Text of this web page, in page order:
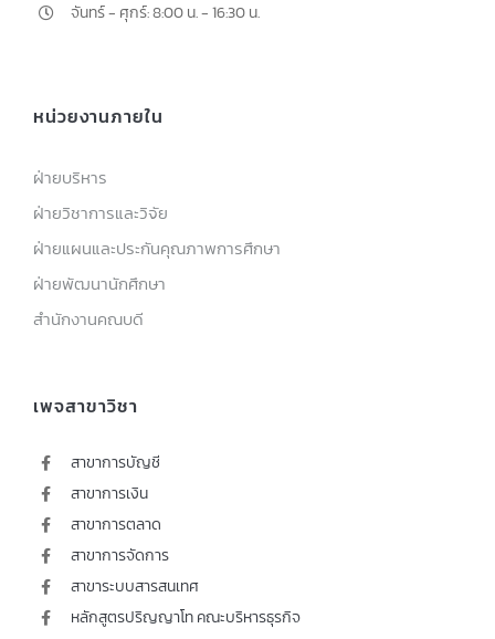
จันทร์ - ศุกร์: 8:00 น. - 16:30 น.
หน่วยงานภายใน
ฝ่ายบริหาร
ฝ่ายวิชาการและวิจัย
ฝ่ายแผนและประกันคุณภาพการศึกษา
ฝ่ายพัฒนานักศึกษา
สำนักงานคณบดี
เพจสาขาวิชา
สาขาการบัญชี
สาขาการเงิน
สาขาการตลาด
สาขาการจัดการ
สาขาระบบสารสนเทศ
หลักสูตรปริญญาโท คณะบริหารธุรกิจ